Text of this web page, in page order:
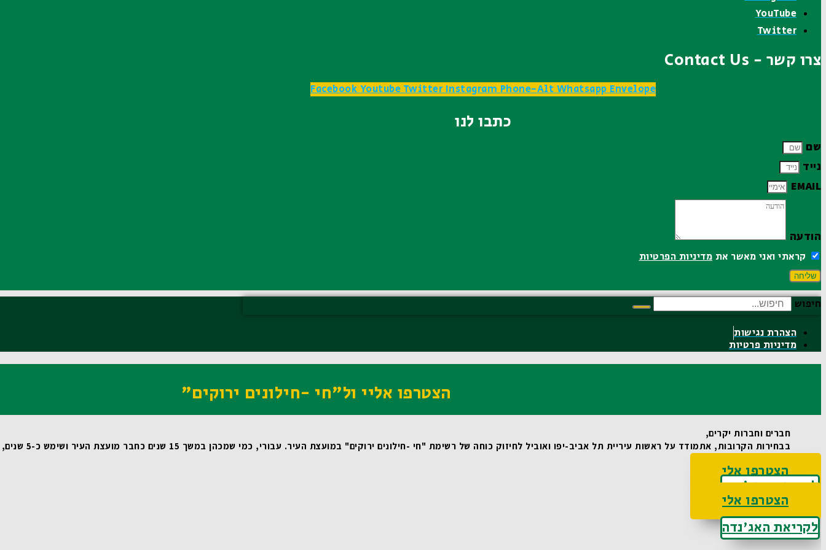
YouTube
Twitter
צרו קשר - Contact Us
FacebookYoutubeTwitterInstagramPhone-AltWhatsappEnvelope
כתבו לנו
שם
נייד
EMAIL
הודעה
קראתי ואני מאשר את מדיניות הפרטיות
שליחה
חיפוש
הצהרת נגישות
מדיניות פרטיות
הצטרפו אליי ול"חי -חילונים ירוקים"
חברים וחברות יקרים,
בבחירות הקרובות, אתמודד על ראשות עיריית תל אביב-יפו ואוביל לחיזוק כוחה של רשימת "חי -חילונים ירוקים" במועצת העיר. עבורי, כמי שמכהן במשך 15 שנים כחבר מועצת העיר ושימש כ-5 שנים, כסגן ראש העיר, מדובר במהלך טבעי ומתבקש. עבורי זאת משימת חיים!
הצטרפו אלי
לקריאת האג'נדה
הצטרפו אלי
לקריאת האג'נדה